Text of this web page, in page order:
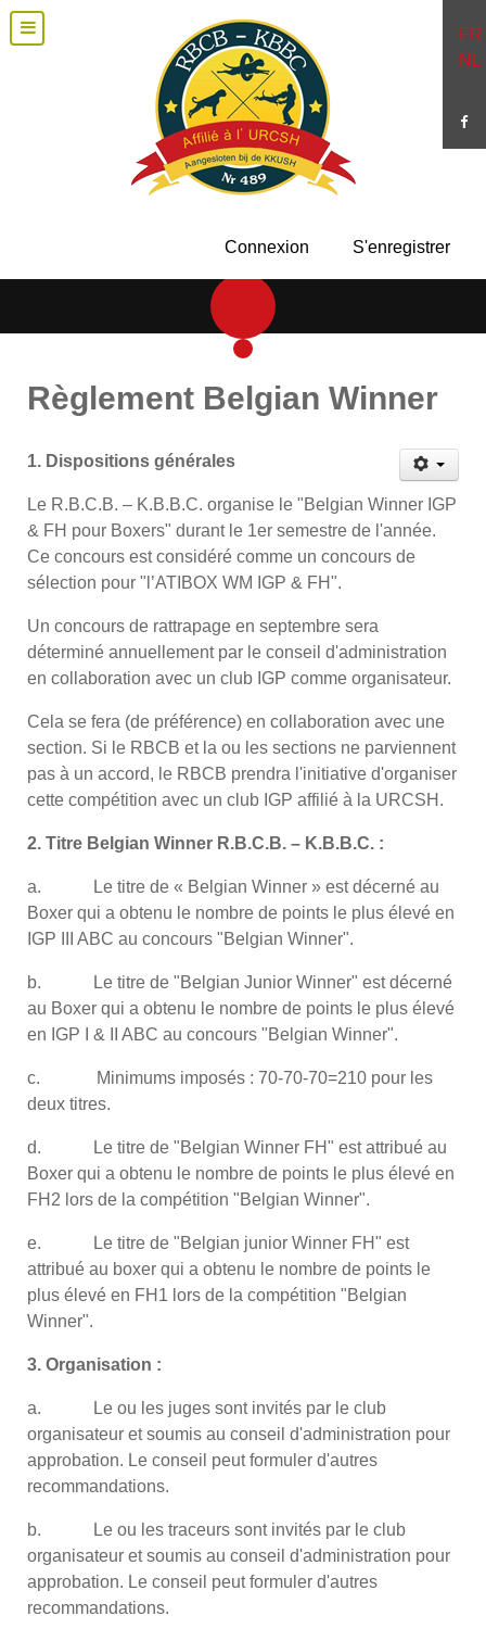
FR
NL
Connexion S'enregistrer
Règlement Belgian Winner
1. Dispositions générales
Le R.B.C.B. – K.B.B.C. organise le "Belgian Winner IGP
& FH pour Boxers" durant le 1er semestre de l'année.
Ce concours est considéré comme un concours de
sélection pour "l’ATIBOX WM IGP & FH".
Un concours de rattrapage en septembre sera
déterminé annuellement par le conseil d'administration
en collaboration avec un club IGP comme organisateur.
Cela se fera (de préférence) en collaboration avec une
section. Si le RBCB et la ou les sections ne parviennent
pas à un accord, le RBCB prendra l'initiative d'organiser
cette compétition avec un club IGP affilié à la URCSH.
2. Titre Belgian Winner R.B.C.B. – K.B.B.C. :
a. Le titre de « Belgian Winner » est décerné au
Boxer qui a obtenu le nombre de points le plus élevé en
IGP III ABC au concours "Belgian Winner".
b. Le titre de "Belgian Junior Winner" est décerné
au Boxer qui a obtenu le nombre de points le plus élevé
en IGP I & II ABC au concours "Belgian Winner".
c. Minimums imposés : 70-70-70=210 pour les
deux titres.
d. Le titre de "Belgian Winner FH" est attribué au
Boxer qui a obtenu le nombre de points le plus élevé en
FH2 lors de la compétition "Belgian Winner".
e. Le titre de "Belgian junior Winner FH" est
attribué au boxer qui a obtenu le nombre de points le
plus élevé en FH1 lors de la compétition "Belgian
Winner".
3. Organisation :
a. Le ou les juges sont invités par le club
organisateur et soumis au conseil d'administration pour
approbation. Le conseil peut formuler d'autres
recommandations.
b. Le ou les traceurs sont invités par le club
organisateur et soumis au conseil d'administration pour
approbation. Le conseil peut formuler d'autres
recommandations.